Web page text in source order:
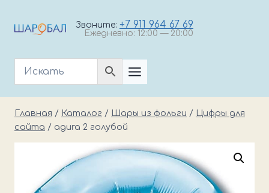
Звоните: +7 911 964 67 69
Ежедневно: 12:00 — 20:00
Главная / Каталог / Шары из фольги /
Цифры для
сайта / agura 2 голубой